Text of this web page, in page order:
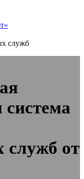
служб
служб от